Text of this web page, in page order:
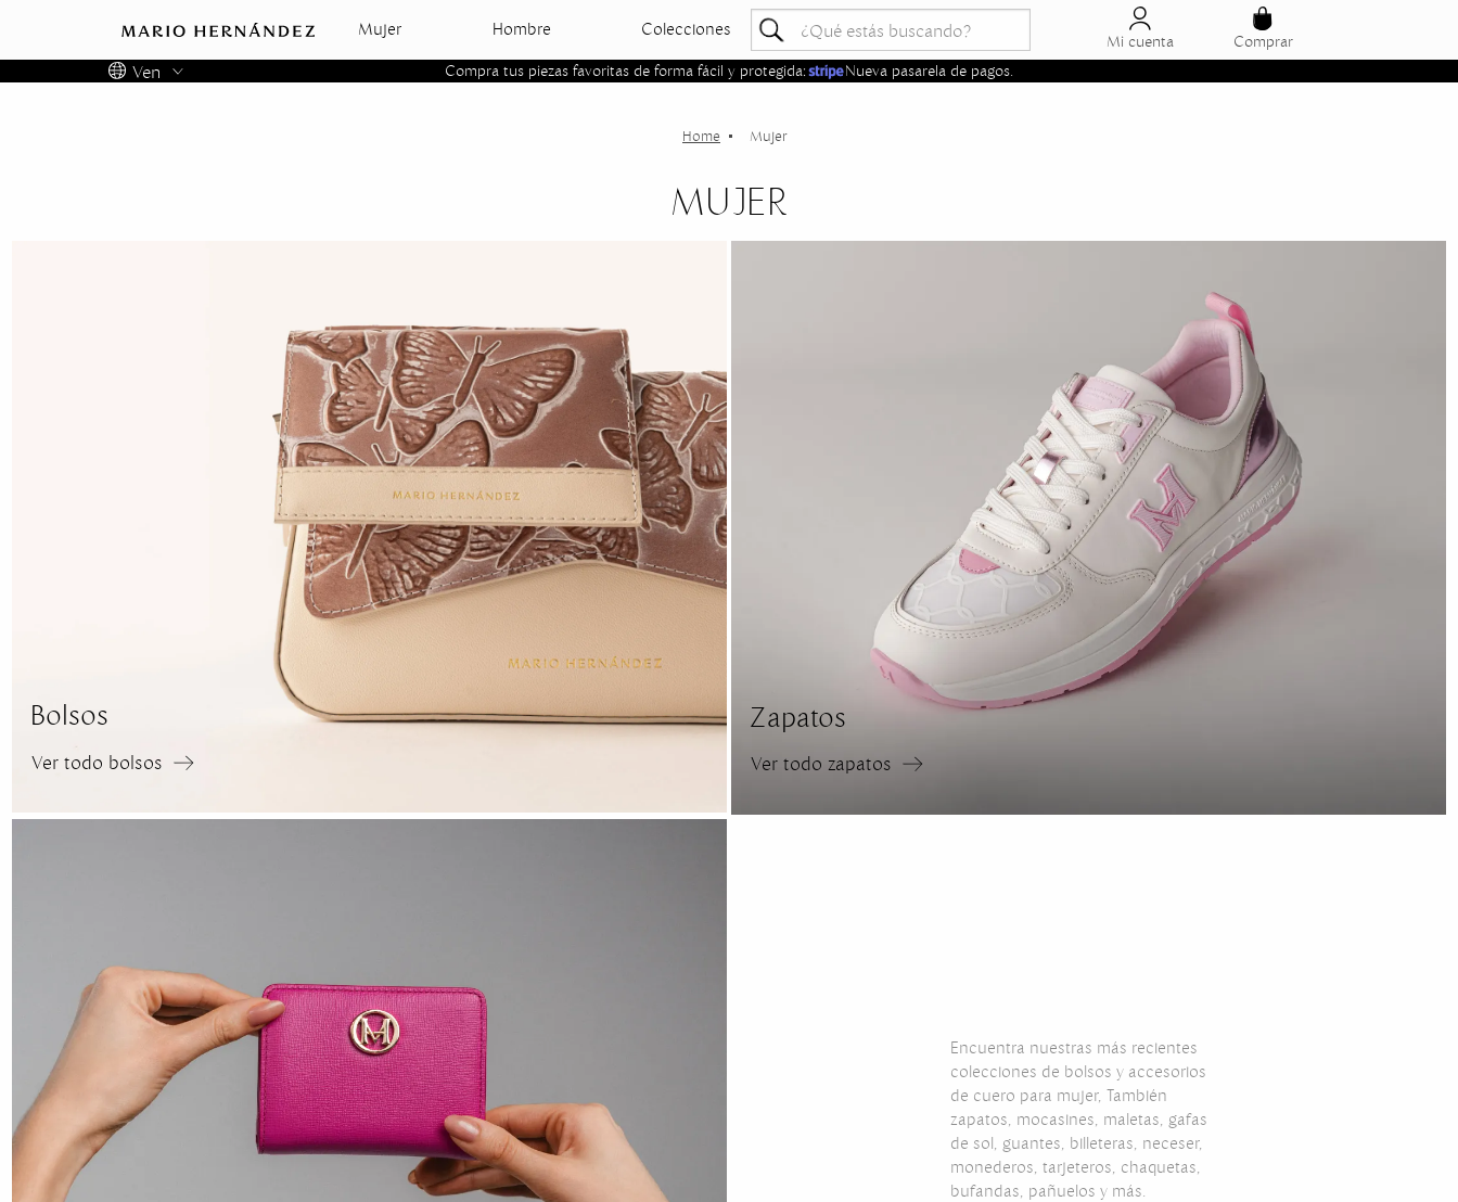
Mujer Hombre Colecciones
Mi cuenta Comprar
Ven
Compra tus piezas favoritas de forma fácil y protegida: Nueva pasarela de pagos.
Mujer
MUJER
Bolsos
Ver todo bolsos
Zapatos
Ver todo zapatos
Encuentra nuestras más recientes
colecciones de bolsos y accesorios
de cuero para mujer, También
zapatos, mocasines, maletas, gafas
de sol, guantes, billeteras, neceser,
monederos, tarjeteros, chaquetas,
bufandas, pañuelos y más.